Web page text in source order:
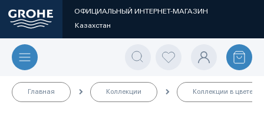
ОФИЦИАЛЬНЫЙ ИНТЕРНЕТ-МАГАЗИН
Казахстан
Главная Коллекции Коллекции в цвете